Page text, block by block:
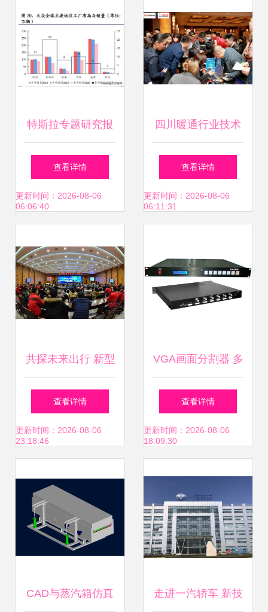
特斯拉专题研究报
告 产品、工厂、技
术与生态展望
查看详情
更新时间：2026-08-06
06:06:40
四川暖通行业技术
交流峰会圆满落幕
瑞尼科技携手合作
程
查看详情
更新时间：2026-08-06
06:11:31
共探未来出行 新型
轨道交通技术交流
研讨会在长沙成功
查看详情
更新时间：2026-08-06
23:18:46
VGA画面分割器 多
屏时代的技术革新
与应用实践——北
术交流实录
查看详情
更新时间：2026-08-06
18:09:30
CAD与蒸汽箱仿真 走进一汽轿车 新技